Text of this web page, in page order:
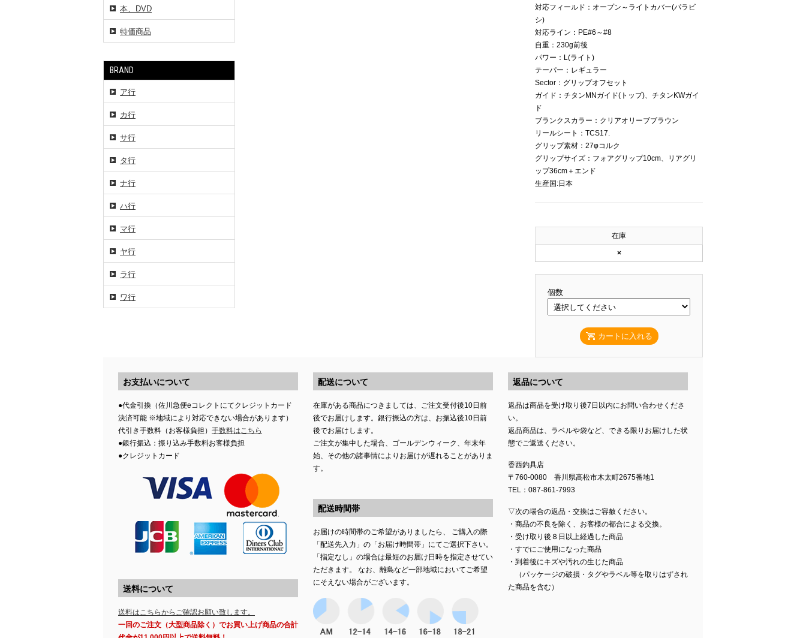
本、DVD
特価商品
BRAND
ア行
カ行
サ行
タ行
ナ行
ハ行
マ行
ヤ行
ラ行
ワ行
対応フィールド：オープン～ライトカバー(パラビ
シ)
対応ライン：PE#6～#8
自重：230g前後
パワー：L(ライト)
テーパー：レギュラー
Sector：グリップオフセット
ガイド：チタンMNガイド(トップ)、チタンKWガイ
ド
ブランクスカラー：クリアオリーブブラウン
リールシート：TCS17.
グリップ素材：27φコルク
グリップサイズ：フォアグリップ10cm、リアグリ
ップ36cm＋エンド
生産国:日本
在庫
×
個数
カートに入れる
お支払いについて
●代金引換（佐川急便eコレクトにてクレジットカード
決済可能 ※地域により対応できない場合があります）
代引き手数料（お客様負担） 手数料はこちら
●銀行振込：振り込み手数料お客様負担
●クレジットカード
送料について
送料はこちらからご確認お願い致します。
一回のご注文（大型商品除く）でお買い上げ商品の合計
配送について
在庫がある商品につきましては、ご注文受付後10日前
後でお届けします。銀行振込の方は、お振込後10日前
後でお届けします。
ご注文が集中した場合、ゴールデンウィーク、年末年
始、その他の諸事情によりお届けが遅れることがありま
す。
配送時間帯
お届けの時間帯のご希望がありましたら、 ご購入の際
「配送先入力」の「お届け時間帯」にてご選択下さい。
「指定なし」の場合は最短のお届け日時を指定させてい
ただきます。 なお、離島など一部地域においてご希望
にそえない場合がございます。
返品について
返品は商品を受け取り後7日以内にお問い合わせくださ
い。
返品商品は、ラベルや袋など、できる限りお届けした状
態でご返送ください。
香西釣具店
〒760-0080 香川県高松市木太町2675番地1
TEL：087-861-7993
▽次の場合の返品・交換はご容赦ください。
・商品の不良を除く、お客様の都合による交換。
・受け取り後８日以上経過した商品
・すでにご使用になった商品
・到着後にキズや汚れの生じた商品
（パッケージの破損・タグやラベル等を取りはずされ
た商品を含む）